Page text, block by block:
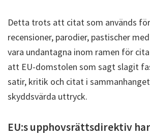
Detta trots att citat som används
recensioner, parodier, pastischer
vara undantagna inom ramen för
att EU-domstolen som sagt slagit
satir, kritik och citat i
skyddsvärda uttryck.
EU:s upphovsrättsdirektiv